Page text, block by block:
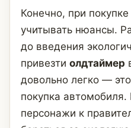
Конечно, при покупке
учитывать нюансы.
до введения
привезти олдтаймер
довольно легко —
покупка
персонажи к